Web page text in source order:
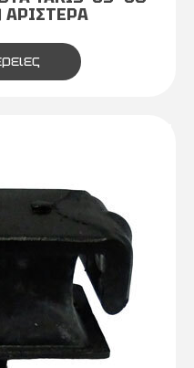
ΑΡΙΣΤΕΡΑ